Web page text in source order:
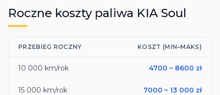
Roczne koszty paliwa KIA Soul
PRZEBIEG ROCZNY KOSZT (MIN–MAKS)
10 000 km/rok 4700 – 8600 zł
15 000 km/rok 7000 – 13 000 zł